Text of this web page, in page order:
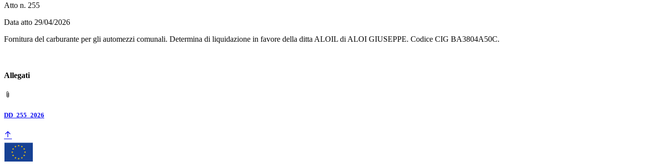
Atto n. 255
Data atto 29/04/2026
Fornitura del carburante per gli automezzi comunali. Determina di liquidazione in favore della ditta ALOIL di ALOI GIUSEPPE. Codice CIG BA3804A50C.
Allegati
DD_255_2026